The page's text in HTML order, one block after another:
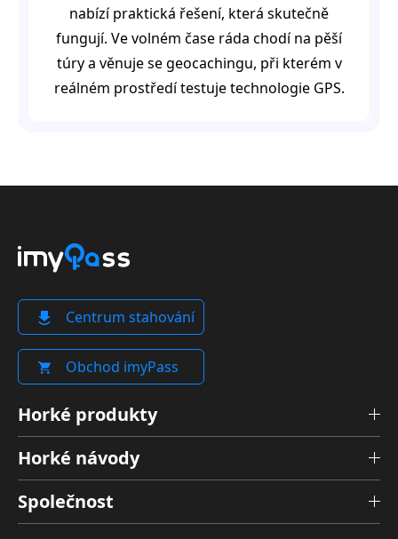
nabízí praktická řešení, která skutečně
fungují. Ve volném čase ráda chodí na pěší
túry a věnuje se geocachingu, při kterém v
reálném prostředí testuje technologie GPS.
Centrum stahování
Obchod imyPass
Horké produkty
Horké návody
Společnost